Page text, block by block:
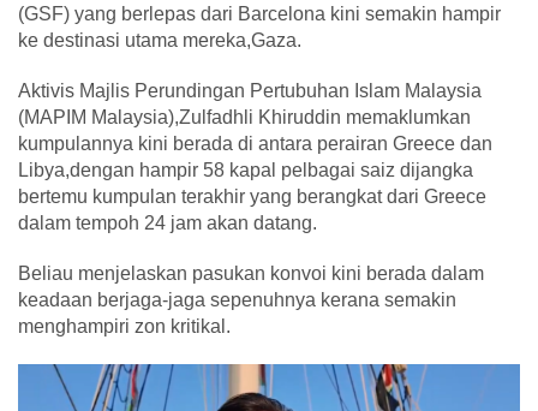
(GSF) yang berlepas dari Barcelona kini semakin hampir
ke destinasi utama mereka,Gaza.
Aktivis Majlis Perundingan Pertubuhan Islam Malaysia
(MAPIM Malaysia),Zulfadhli Khiruddin memaklumkan
kumpulannya kini berada di antara perairan Greece dan
Libya,dengan hampir 58 kapal pelbagai saiz dijangka
bertemu kumpulan terakhir yang berangkat dari Greece
dalam tempoh 24 jam akan datang.
Beliau menjelaskan pasukan konvoi kini berada dalam
keadaan berjaga-jaga sepenuhnya kerana semakin
menghampiri zon kritikal.